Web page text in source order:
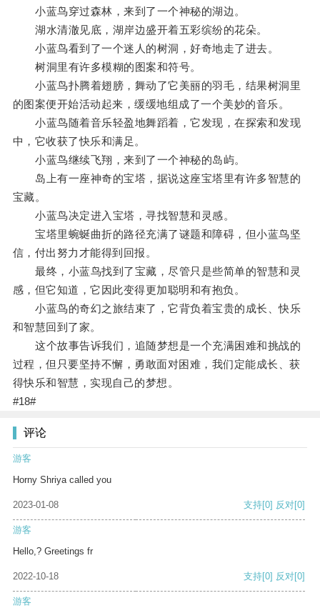
小蓝鸟穿过森林，来到了一个神秘的湖边。
湖水清澈见底，湖岸边盛开着五彩缤纷的花朵。
小蓝鸟看到了一个迷人的树洞，好奇地走了进去。
树洞里有许多模糊的图案和符号。
小蓝鸟扑腾着翅膀，舞动了它美丽的羽毛，结果树洞里
的图案便开始活动起来，缓缓地组成了一个美妙的音乐。
小蓝鸟随着音乐轻盈地舞蹈着，它发现，在探索和发现
中，它收获了快乐和满足。
小蓝鸟继续飞翔，来到了一个神秘的岛屿。
岛上有一座神奇的宝塔，据说这座宝塔里有许多智慧的
宝藏。
小蓝鸟决定进入宝塔，寻找智慧和灵感。
宝塔里蜿蜒曲折的路径充满了谜题和障碍，但小蓝鸟坚
信，付出努力才能得到回报。
最终，小蓝鸟找到了宝藏，尽管只是些简单的智慧和灵
感，但它知道，它因此变得更加聪明和有抱负。
小蓝鸟的奇幻之旅结束了，它背负着宝贵的成长、快乐
和智慧回到了家。
这个故事告诉我们，追随梦想是一个充满困难和挑战的
过程，但只要坚持不懈，勇敢面对困难，我们定能成长、获
得快乐和智慧，实现自己的梦想。
#18#
评论
游客
Horny Shriya called you
2023-01-08 支持[0] 反对[0]
游客
Hello,? Greetings fr
2022-10-18 支持[0] 反对[0]
游客